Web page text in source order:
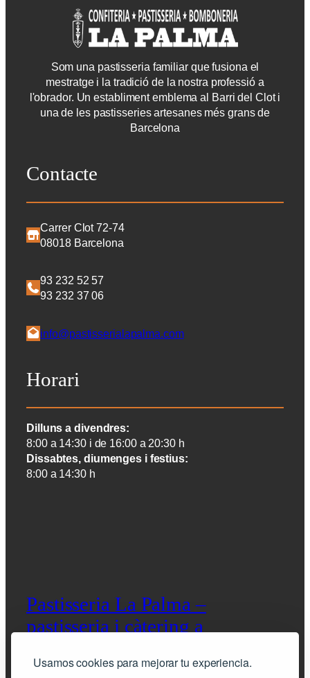
Usamos cookies para mejorar tu experiencia.
Som una pastisseria familiar que fusiona el
mestratge i la tradició de la nostra professió a
l'obrador. Un establiment emblema al Barri del Clot i
una de les pastisseries artesanes més grans de
Barcelona
Contacte
Carrer Clot 72-74
08018 Barcelona
93 232 52 57
93 232 37 06
info@pastisserialapalma.com
Horari
Dilluns a divendres:
8:00 a 14:30 i de 16:00 a 20:30 h
Dissabtes, diumenges i festius:
8:00 a 14:30 h
Pastisseria La Palma –
pastisseria i càtering a